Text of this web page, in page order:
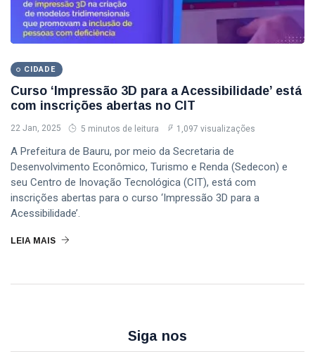
CIDADE
Curso ‘Impressão 3D para a Acessibilidade’ está
com inscrições abertas no CIT
22 Jan, 2025 5 minutos de leitura 1,097 visualizações
A Prefeitura de Bauru, por meio da Secretaria de
Desenvolvimento Econômico, Turismo e Renda (Sedecon) e
seu Centro de Inovação Tecnológica (CIT), está com
inscrições abertas para o curso ‘Impressão 3D para a
Acessibilidade’.
LEIA MAIS
Siga nos